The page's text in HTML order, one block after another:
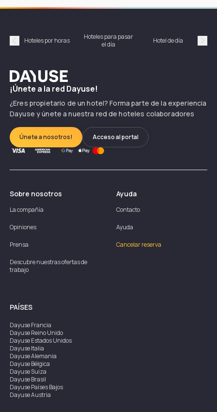
Précédent
Hoteles por horas
Hoteles para pasar
el día
Hotel de día
Dayuse
¡Únete a la red Dayuse!
¿Eres propietario de un hotel? Forma parte de la experiencia
Dayuse y únete a nuestra red de hoteles colaboradores
Únete a nosotros! Acceso al portal
Sobre nosotros
La compañía
Opiniones
Prensa
Descubre nuestras ofertas de
trabajo
Ayuda
Contacto
Ayuda
Cancelar reserva
PAÍSES
DayuseFrancia
DayuseReino Unido
DayuseEstados Unidos
DayuseItalia
DayuseAlemania
DayuseBélgica
DayuseSuiza
DayuseBrasil
DayusePaíses Bajos
DayuseAustria